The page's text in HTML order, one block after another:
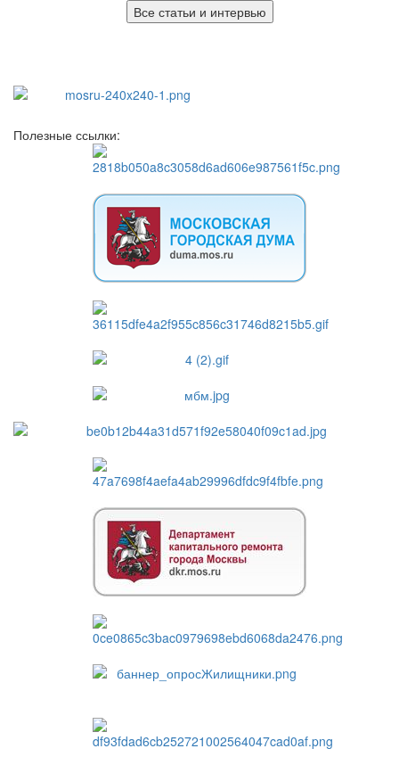
Все статьи и интервью
Полезные ссылки: